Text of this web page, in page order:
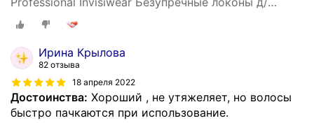
укладки кудрявых и волнистых волос, 150 мл
Ирина Крылова
82 отзыва
18 апреля 2022
Достоинства: Хороший , не утяжеляет, но волосы
быстро пачкаются при использование.